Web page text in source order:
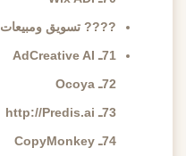
???? تسويق ومبيعات
71ـ AdCreative AI
72ـ Ocoya
73ـ http://Predis.ai
74ـ CopyMonkey